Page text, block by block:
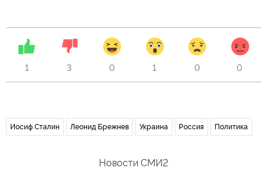
1 3 0 1 0 0
Иосиф Сталин Леонид Брежнев Украина Россия Политика
Новости СМИ2